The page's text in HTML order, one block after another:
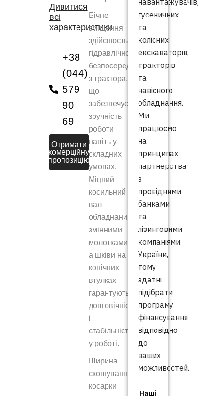
Дивитися
всі
характеристики
+38
(044)
579
90
69
Отримати
комерційну
пропозицію
Бічне
зміщення
здійснюється
гідравлічно
безпосередньо
з трактора,
що
забезпечує
зручність
роботи
навіть у
складних
умовах.
Міцний
косильний
вал
обладнаний
змінними
молотками,
а шківи на
конічних
втулках
гарантують
довговічність
і
стабільність
у роботі.
Ширина
скошування
косарки
навантажувачів,
гусеничних
та
колісних
екскаваторів,
тракторів
та
навісного
обладнання.
Ми
працюємо
на
принципах
партнерства
з
провідними
банками
та
лізинговими
компаніями
України,
тому
здатні
підібрати
програму
фінансування
відповідно
до
ваших
можливостей.
Наші